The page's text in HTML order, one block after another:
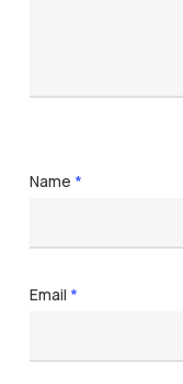
Name *
Email *